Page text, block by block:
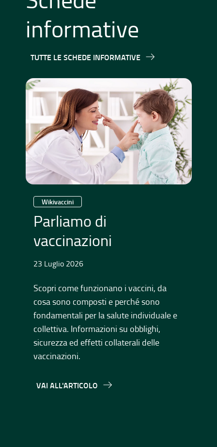
informative
TUTTE LE SCHEDE INFORMATIVE
Wikivaccini
Parliamo di
vaccinazioni
23 Luglio 2026
Scopri come funzionano i vaccini, da
cosa sono composti e perché sono
fondamentali per la salute individuale e
collettiva. Informazioni su obblighi,
sicurezza ed effetti collaterali delle
vaccinazioni.
VAI ALL'ARTICOLO